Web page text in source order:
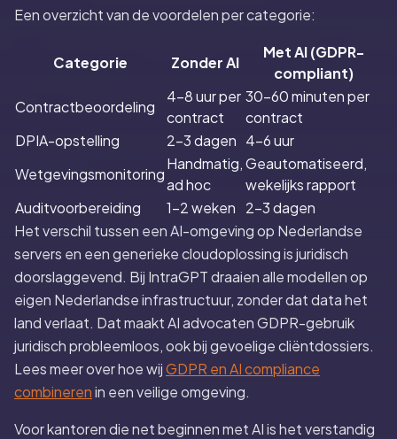
Een overzicht van de voordelen per categorie:
Categorie Zonder AI
Met AI (GDPR-
compliant)
Contractbeoordeling
4-8 uur per
contract
30-60 minuten per
contract
DPIA-opstelling
2-3 dagen 4-6 uur
Wetgevingsmonitoring
Handmatig,
ad hoc
Geautomatiseerd,
wekelijks rapport
Auditvoorbereiding
1-2 weken
2-3 dagen
Het verschil tussen een AI-omgeving op Nederlandse
servers en een generieke cloudoplossing is juridisch
doorslaggevend. Bij IntraGPT draaien alle modellen op
eigen Nederlandse infrastructuur, zonder dat data het
land verlaat. Dat maakt AI advocaten GDPR-gebruik
juridisch probleemloos, ook bij gevoelige cliëntdossiers.
Lees meer over hoe wijGDPR en AI compliance
combinerenin een veilige omgeving.
Voor kantoren die net beginnen met AI is het verstandig